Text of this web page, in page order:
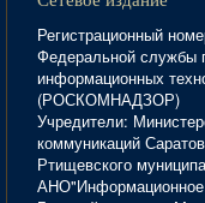
Регистрационный
Федеральной службы
информационных
(РОСКОМНАДЗОР)
Учредители:
коммуникаций
Ртищевского
АНО"Информационное